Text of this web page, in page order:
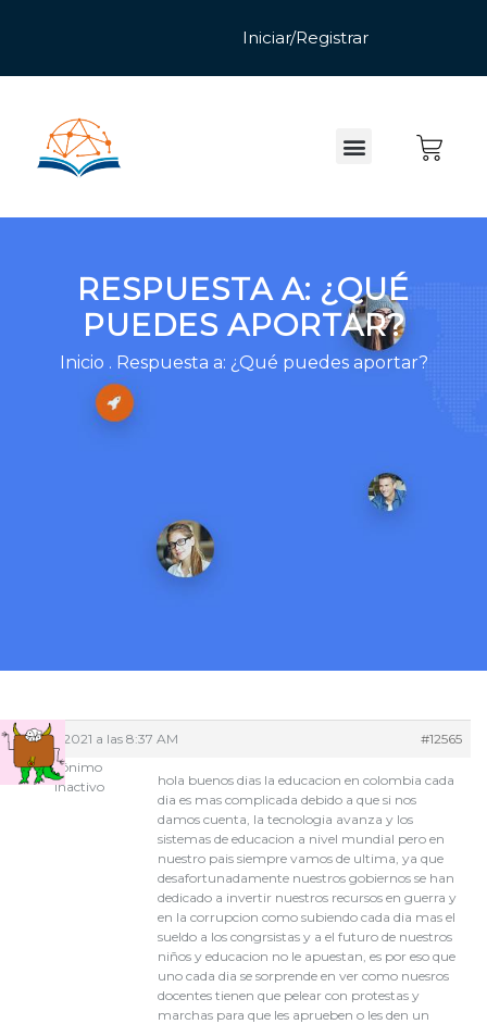
RESPUESTA A: ¿QUÉ
PUEDES APORTAR?
Inicio . Respuesta a: ¿Qué puedes aportar?
22/01/2021 a las 8:37 AM
#12565
Anónimo
Inactivo
hola buenos dias la educacion en colombia cada
dia es mas complicada debido a que si nos
damos cuenta, la tecnologia avanza y los
sistemas de educacion a nivel mundial pero en
nuestro pais siempre vamos de ultima, ya que
desafortunadamente nuestros gobiernos se han
dedicado a invertir nuestros recursos en guerra y
en la corrupcion como subiendo cada dia mas el
sueldo a los congrsistas y a el futuro de nuestros
niños y educacion no le apuestan, es por eso que
uno cada dia se sorprende en ver como nuesros
docentes tienen que pelear con protestas y
marchas para que les aprueben o les den un